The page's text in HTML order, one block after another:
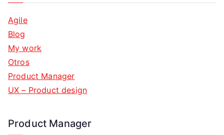
Agile
Blog
My work
Otros
Product Manager
UX – Product design
Product Manager